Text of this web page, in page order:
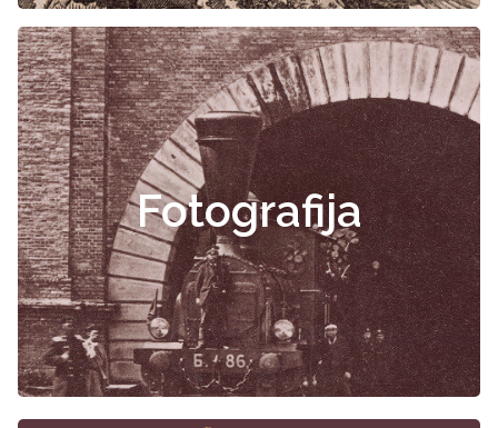
Fotografija